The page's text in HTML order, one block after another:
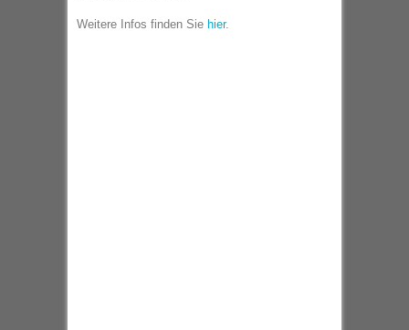
Weitere Infos finden Sie hier.